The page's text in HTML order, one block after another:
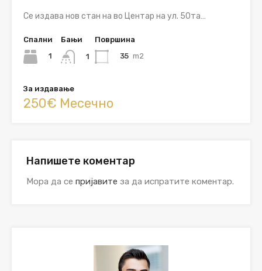
Се издава нов стан на во Центар на ул. 50та…
Спални
1
Бањи
1
Површина
35 m2
За издавање
250€ Месечно
Напишете коментар
Мора да се пријавите за да испратите коментар.